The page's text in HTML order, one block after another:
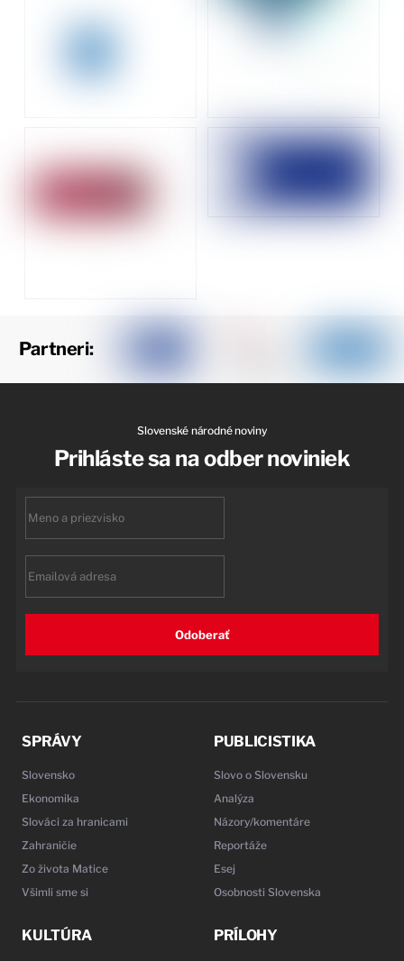
Partneri:
Slovenské národné noviny
Prihláste sa na odber noviniek
Odoberať
SPRÁVY
Slovensko
Ekonomika
Slováci za hranicami
Zahraničie
Zo života Matice
Všimli sme si
PUBLICISTIKA
Slovo o Slovensku
Analýza
Názory/komentáre
Reportáže
Esej
Osobnosti Slovenska
KULTÚRA PRÍLOHY